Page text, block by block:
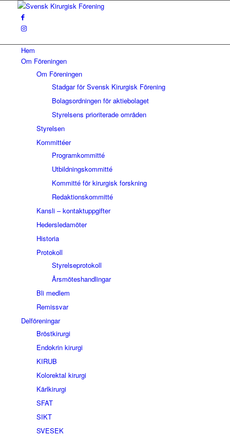
Hem
Om Föreningen
Om Föreningen
Stadgar för Svensk Kirurgisk Förening
Bolagsordningen för aktiebolaget
Styrelsens prioriterade områden
Styrelsen
Kommittéer
Programkommitté
Utbildningskommitté
Kommitté för kirurgisk forskning
Redaktionskommitté
Kansli – kontaktuppgifter
Hedersledamöter
Historia
Protokoll
Styrelseprotokoll
Årsmöteshandlingar
Bli medlem
Remissvar
Delföreningar
Bröstkirurgi
Endokrin kirurgi
KIRUB
Kolorektal kirurgi
Kärlkirurgi
SFAT
SIKT
SVESEK